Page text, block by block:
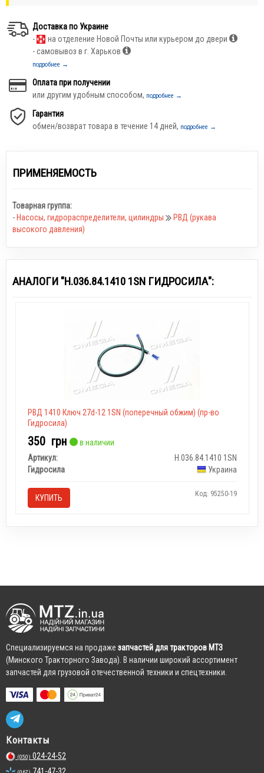
Доставка по Украине
-
на отделение Новой Почты или курьером до двери
- самовывоз в г. Харьков
подробнее →
Оплата при получении
или другим удобным способом, подробнее →
Гарантия
обмен/возврат товара в течение 14 дней, подробнее →
ПРИМЕНЯЕМОСТЬ
Товарная группа:
-Насосы, гидрораспределители, цилиндры
РВД (рукава
высокого давления)
АНАЛОГИ "Н.036.84.1410 1SN ГИДРОСИЛА":
РВД 1410 Ключ 27d-12 1SN (поперечный обжим) (пр-во
Гидросила)
350 грн
в наличии
Артикул:
Н.036.84.1410 1SN
Гидросила
Украина
КУПИТЬ Код: 95250-19
Cпециализируемся на продаже запчастей для тракторов МТЗ
(Минского Тракторного Завода). В наличии широкий ассортимент
запчастей для грузовой отечественной техники и спецтехники.
Контакты
(050) 024-24-52